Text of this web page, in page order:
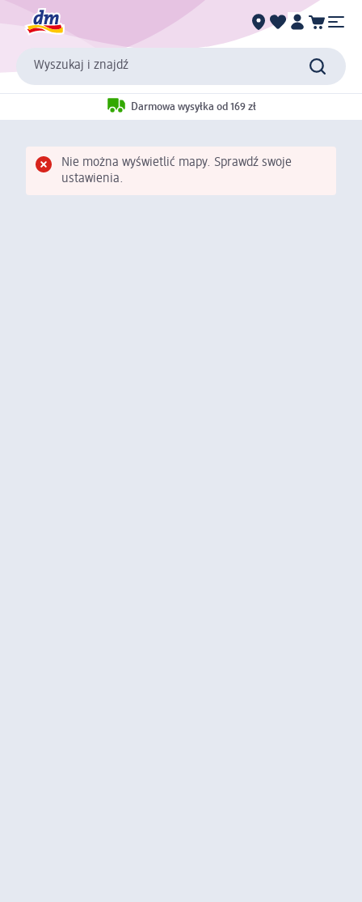
Wyszukaj i znajdź
Darmowa wysyłka od 169 zł
Nie można wyświetlić mapy. Sprawdź swoje
ustawienia.